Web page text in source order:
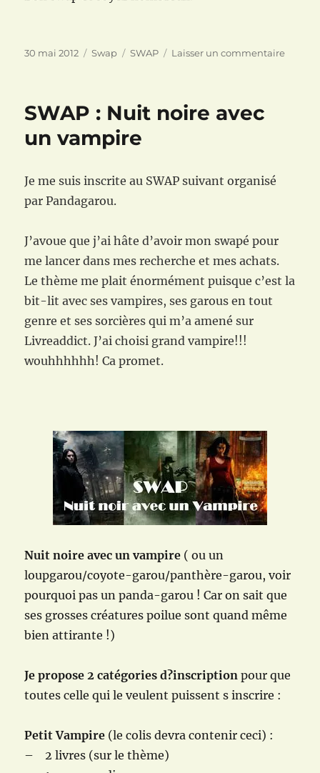
Publié
30 mai 2012 Catégories
Swap Étiquettes
SWAP Laisser un commentairesur
SWAP : Nuit noire avec
un vampire
Je me suis inscrite au SWAP suivant organisé
par Pandagarou.
J’avoue que j’ai hâte d’avoir mon swapé pour
me lancer dans mes recherche et mes achats.
Le thème me plait énormément puisque c’est la
bit-lit avec ses vampires, ses garous en tout
genre et ses sorcières qui m’a amené sur
Livreaddict. J’ai choisi grand vampire!!!
wouhhhhhh! Ca promet.
Nuit noire avec un vampire ( ou un
loupgarou/coyote-garou/panthère-garou, voir
pourquoi pas un panda-garou ! Car on sait que
ses grosses créatures poilue sont quand même
bien attirante !)
Je propose 2 catégories d?inscription pour que
toutes celle qui le veulent puissent s inscrire :
Petit Vampire (le colis devra contenir ceci) :
– 2 livres (sur le thème)